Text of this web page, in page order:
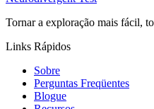
Tornar a exploração mais fácil,
Links Rápidos
Sobre
Perguntas Freqüentes
Blogue